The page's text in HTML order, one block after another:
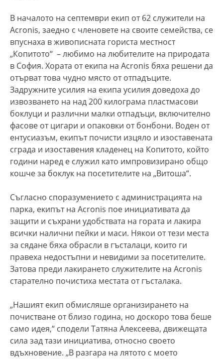
В началото на септември екип от 62 служители на
Acronis, заедно с членовете на своите семейства, се
впуснаха в живописната гориста местност
„Копитото“ – любимо на любителите на природата
в София. Хората от екипа на Acronis бяха решени да
отърват това чудно място от отпадъците.
Задружните усилия на екипа усилия доведоха до
извозването на над 200 килограма пластмасови
боклуци и различни малки отпадъци, включително
фасове от цигари и опаковки от бонбони. Воден от
ентусиазъм, екипът почисти изцяло и изоставената
сграда и изоставения кладенец на Копитото, който
години наред е служил като импровизирано общо
кошче за боклук на посетителите на „Витоша“.
Съгласно споразумението с администрацията на
парка, екипът на Acronis пое инициативата да
защити и съхрани удобствата на гората и лакира
всички налични пейки и маси. Някои от тези места
за сядане бяха обрасли в гъсталаци, които ги
правеха недостъпни и невидими за посетителите.
Затова преди лакирането служителите на Acronis
старателно почистиха местата от гъсталака.
„Нашият екип обмисляше организирането на
почистване от близо година, но доскоро това беше
само идея,“ сподели Татяна Алексеева, движещата
сила зад тази инициатива, относно своето
вдъхновение. „В разгара на лятото с моето